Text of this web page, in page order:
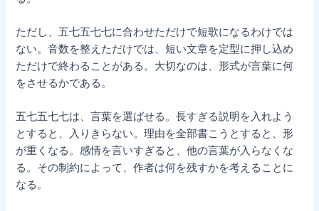
ただし、五七五七七に合わせただけで短歌になるわけでは
ない。音数を整えただけでは、短い文章を定型に押し込め
ただけで終わることがある。大切なのは、形式が言葉に何
をさせるかである。
五七五七七は、言葉を選ばせる。長すぎる説明を入れよう
とすると、入りきらない。理由を全部書こうとすると、形
が重くなる。感情を言いすぎると、他の言葉が入らなくな
る。その制約によって、作者は何を残すかを考えることに
なる。